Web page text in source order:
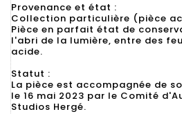
Provenance et état :
Collection particulière (pièce
Pièce en parfait état de
l'abri de la lumière, entre des
acide.
Statut :
La pièce est accompagnée de
le 16 mai 2023 par le Comité
Studios Hergé.